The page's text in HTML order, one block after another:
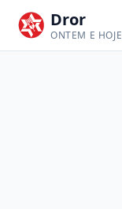
Dror
ONTEM E HOJE